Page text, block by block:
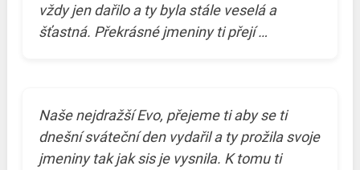
vždy jen dařilo a ty byla stále veselá a
šťastná. Překrásné jmeniny ti přejí …
Naše nejdražší Evo, přejeme ti aby se ti
dnešní sváteční den vydařil a ty prožila svoje
jmeniny tak jak sis je vysnila. K tomu ti